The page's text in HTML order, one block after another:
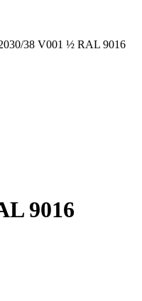
38 V001 ½ RAL 9016
9016